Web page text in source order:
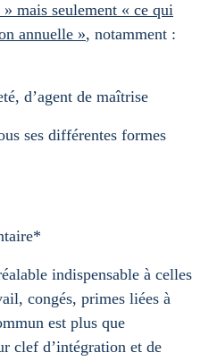
mais seulement « ce qui
annuelle », notamment :
d’agent de maîtrise
ses différentes formes
indispensable à celles
congés, primes liées à
est plus que
clef d’intégration et de